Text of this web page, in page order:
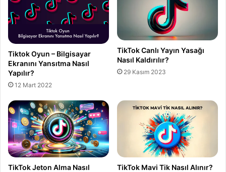
Tiktok Oyun – Bilgisayar
Ekranını Yansıtma Nasıl
Yapılır?
12 Mart 2022
TikTok Canlı Yayın Yasağı
Nasıl Kaldırılır?
29 Kasım 2023
TikTok Jeton Alma Nasıl TikTok Mavi Tik Nasıl Alınır?